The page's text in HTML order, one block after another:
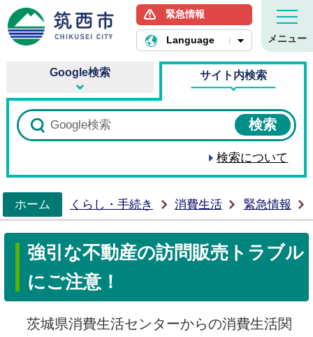
筑西市ホームページ
緊急情報
Language メニュー
Google検索 サイト内検索
検索について
ホーム
くらし・手続き 消費生活 緊急情報
強引な不動産の訪問販売トラブル
にご注意！
茨城県消費生活センターからの消費生活関